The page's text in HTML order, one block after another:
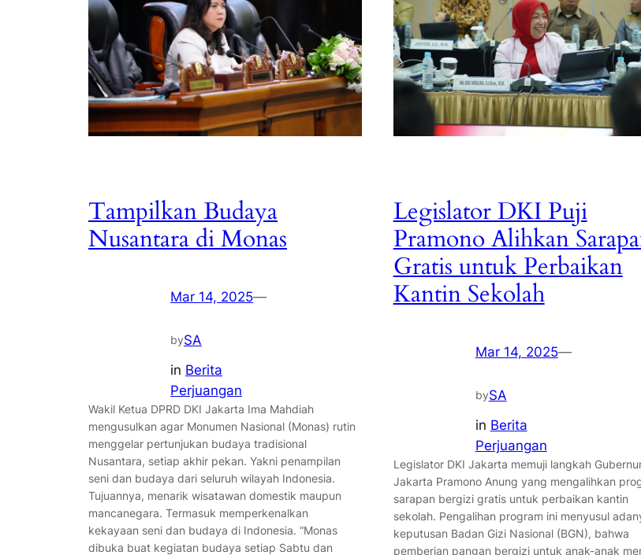
Tampilkan Budaya
Nusantara di Monas
Mar 14, 2025—
bySA
in Berita
Perjuangan
Wakil Ketua DPRD DKI Jakarta Ima Mahdiah
mengusulkan agar Monumen Nasional (Monas) rutin
menggelar pertunjukan budaya tradisional
Nusantara, setiap akhir pekan. Yakni penampilan
seni dan budaya dari seluruh wilayah Indonesia.
Tujuannya, menarik wisatawan domestik maupun
mancanegara. Termasuk memperkenalkan
kekayaan seni dan budaya di Indonesia. “Monas
dibuka buat kegiatan budaya setiap Sabtu dan
Legislator DKI Puji
Pramono Alihkan
Gratis untuk Perbaikan
Kantin Sekolah
Mar 14, 2025—
bySA
in Berita
Perjuangan
Legislator DKI Jakarta memuji langkah
Jakarta Pramono Anung yang mengalihkan
sarapan bergizi gratis untuk perbaikan kantin
sekolah. Pengalihan program ini menyusul
keputusan Badan Gizi Nasional (BGN), bahwa
pemberian pangan bergizi untuk anak-anak